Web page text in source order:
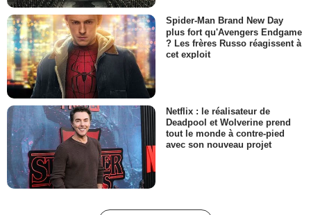
Spider-Man Brand New Day
plus fort qu'Avengers Endgame
? Les frères Russo réagissent à
cet exploit
Netflix : le réalisateur de
Deadpool et Wolverine prend
tout le monde à contre-pied
avec son nouveau projet